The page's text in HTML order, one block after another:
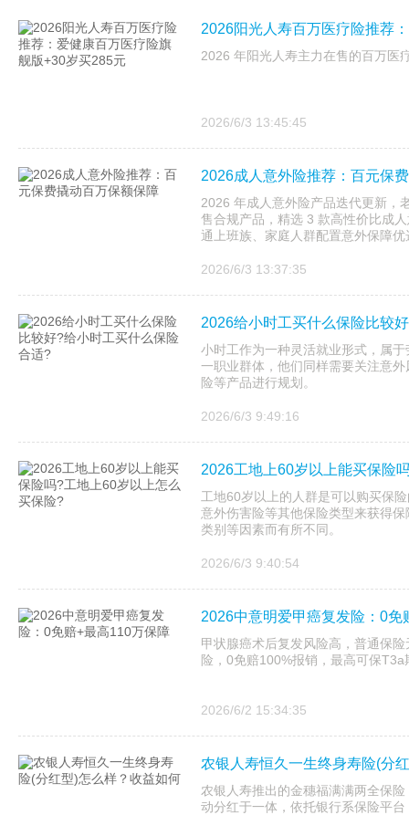
2026阳光人寿百万医疗险推荐
2026 年阳光人寿主力在售的百万医
2026/6/3 13:45:45
2026成人意外险推荐：百元保
2026 年成人意外险产品迭代更新，
售合规产品，精选 3 款高性价比成
通上班族、家庭人群配置意外保障优
2026/6/3 13:37:35
2026给小时工买什么保险比较
小时工作为一种灵活就业形式，属
一职业群体，他们同样需要关注意
险等产品进行规划。
2026/6/3 9:49:16
2026工地上60岁以上能买保险
工地60岁以上的人群是可以购买保
意外伤害险等其他保险类型来获得
类别等因素而有所不同。
2026/6/3 9:40:54
2026中意明爱甲癌复发险：0免
甲状腺癌术后复发风险高，普通保
险，0免赔100%报销，最高可保
2026/6/2 15:34:35
农银人寿恒久一生终身寿险(分
农银人寿推出的金穗福满满两全保
动分红于一体，依托银行系保险平